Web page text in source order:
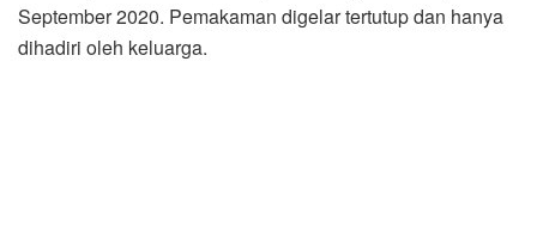
September 2020. Pemakaman digelar tertutup dan hanya
dihadiri oleh keluarga.